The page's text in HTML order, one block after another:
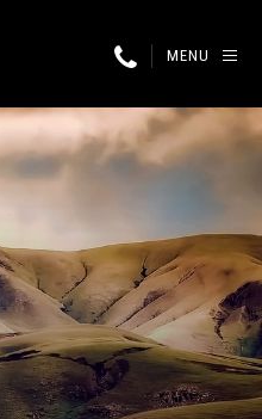
MENU